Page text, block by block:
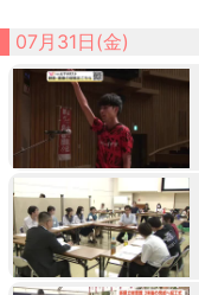
07月31日(金)